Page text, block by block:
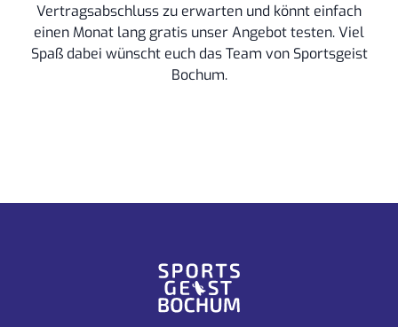
Vertragsabschluss zu erwarten und könnt einfach
einen Monat lang gratis unser Angebot testen. Viel
Spaß dabei wünscht euch das Team von Sportsgeist
Bochum.